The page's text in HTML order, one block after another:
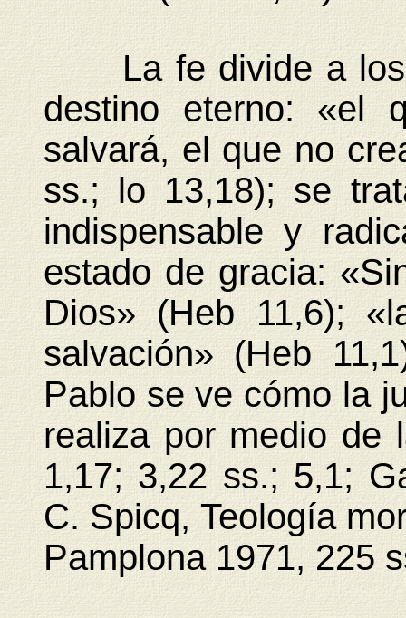
La fe divide a los
destino eterno: «el
salvará, el que no
ss.; lo 13,18); se
indispensable y
estado de gracia:
Dios» (Heb 11,6);
salvación» (Heb
Pablo se ve cómo la
realiza por medio de
1,17; 3,22 ss.; 5,1;
C. Spicq, Teología
Pamplona 1971, 225